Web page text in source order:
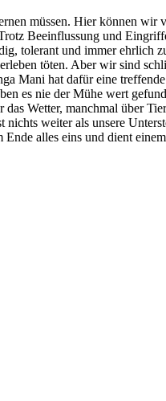
müssen. Hier können
Beeinflussung und
tolerant und immer ehrlich
töten. Aber wir sind
hat dafür eine treffende
es nie der Mühe wert
Wetter, manchmal über
weiter als unsere
alles eins und dient